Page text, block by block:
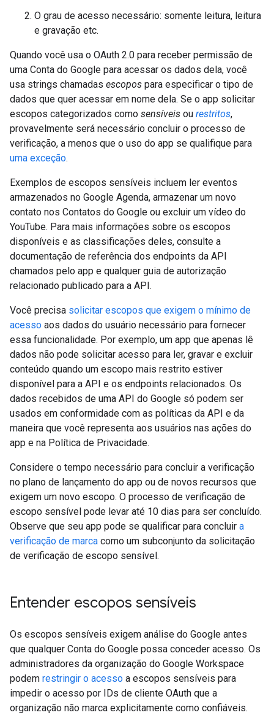
O grau de acesso necessário: somente leitura, leitura
e gravação etc.
Quando você usa o OAuth 2.0 para receber permissão de
uma Conta do Google para acessar os dados dela, você
usa strings chamadas escopos para especificar o tipo de
dados que quer acessar em nome dela. Se o app solicitar
escopos categorizados como sensíveis ou restritos,
provavelmente será necessário concluir o processo de
verificação, a menos que o uso do app se qualifique para
uma exceção.
Exemplos de escopos sensíveis incluem ler eventos
armazenados no Google Agenda, armazenar um novo
contato nos Contatos do Google ou excluir um vídeo do
YouTube. Para mais informações sobre os escopos
disponíveis e as classificações deles, consulte a
documentação de referência dos endpoints da API
chamados pelo app e qualquer guia de autorização
relacionado publicado para a API.
Você precisa solicitar escopos que exigem o mínimo de
acesso aos dados do usuário necessário para fornecer
essa funcionalidade. Por exemplo, um app que apenas lê
dados não pode solicitar acesso para ler, gravar e excluir
conteúdo quando um escopo mais restrito estiver
disponível para a API e os endpoints relacionados. Os
dados recebidos de uma API do Google só podem ser
usados em conformidade com as políticas da API e da
maneira que você representa aos usuários nas ações do
app e na Política de Privacidade.
Considere o tempo necessário para concluir a verificação
no plano de lançamento do app ou de novos recursos que
exigem um novo escopo. O processo de verificação de
escopo sensível pode levar até 10 dias para ser concluído.
Observe que seu app pode se qualificar para concluir a
verificação de marca como um subconjunto da solicitação
de verificação de escopo sensível.
Entender escopos sensíveis
Os escopos sensíveis exigem análise do Google antes
que qualquer Conta do Google possa conceder acesso. Os
administradores da organização do Google Workspace
podem restringir o acesso a escopos sensíveis para
impedir o acesso por IDs de cliente OAuth que a
organização não marca explicitamente como confiáveis.